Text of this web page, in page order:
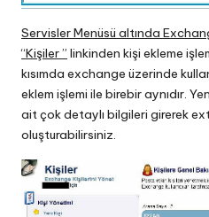
Servisler Menüsü altında
“Kişiler ” linkinden kişi ekleme
kısımda exchange üzerinde
eklem işlemi ile birebir aynıdır.
ait çok detaylı bilgileri girerek
oluşturabilirsiniz.